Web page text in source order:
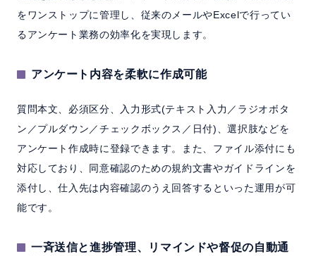
をワンストップに管理し、従来のメールやExcelで行ってい
るアンケート業務の効率化を実現します。
アンケート内容を柔軟に作成可能
質問本文、必須区分、入力形式(テキスト入力／ラジオボタ
ン／プルダウン／チェックボックス／日付)、選択肢などを
アンケート作成時に登録できます。また、ファイル添付にも
対応しており、同意確認のための規約文書やガイドラインを
添付し、仕入先は内容確認のうえ回答するといった運用が可
能です。
一斉送信と進捗管理、リマインドや督促の自動通